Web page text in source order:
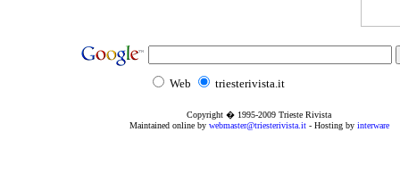
Web triesterivista.it
Copyright � 1995-2009 Trieste Rivista
Maintained online by webmaster@triesterivista.it- Hosting by interware